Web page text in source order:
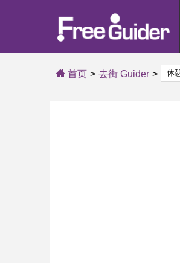
首页 去街 Guider